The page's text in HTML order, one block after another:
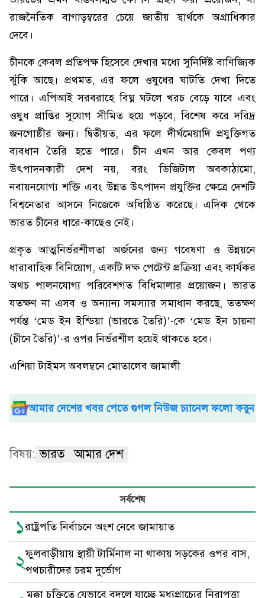
রাজনৈতিক বাগাড়ম্বরের চেয়ে জাতীয় স্বার্থকে অগ্রাধিকার
দেবে।
চীনকে কেবল প্রতিপক্ষ হিসেবে দেখার মধ্যে সুনির্দিষ্ট বাণিজ্যিক
ঝুঁকি আছে। প্রথমত, এর ফলে ওষুধের ঘাটতি দেখা দিতে
পারে। এপিআই সরবরাহে বিঘ্ন ঘটলে খরচ বেড়ে যাবে এবং
ওষুধ প্রাপ্তির সুযোগ সীমিত হয়ে পড়বে, বিশেষ করে দরিদ্র
জনগোষ্ঠীর জন্য। দ্বিতীয়ত, এর ফলে দীর্ঘমেয়াদি প্রযুক্তিগত
ব্যবধান তৈরি হতে পারে। চীন এখন আর কেবল পণ্য
উৎপাদনকারী দেশ নয়, বরং ডিজিটাল অবকাঠামো,
নবায়নযোগ্য শক্তি এবং উন্নত উৎপাদন প্রযুক্তির ক্ষেত্রে দেশটি
বিশ্বনেতার আসনে নিজেকে অধিষ্ঠিত করেছে। এদিক থেকে
ভারত চীনের ধারে-কাছেও নেই।
প্রকৃত আত্মনির্ভরশীলতা অর্জনের জন্য গবেষণা ও উন্নয়নে
ধারাবাহিক বিনিয়োগ, একটি দক্ষ পেটেন্ট প্রক্রিয়া এবং কার্যকর
অথচ পালনযোগ্য পরিবেশগত বিধিমালার প্রয়োজন। ভারত
যতক্ষণ না এসব ও অন্যান্য সমস্যার সমাধান করছে, ততক্ষণ
পর্যন্ত ‘মেড ইন ইন্ডিয়া (ভারতে তৈরি)’-কে ‘মেড ইন চায়না
(চীনে তৈরি)’-র ওপর নির্ভরশীল হয়েই থাকতে হবে।
এশিয়া টাইমস অবলম্বনে মোতালেব জামালী
আমার দেশের খবর পেতে গুগল নিউজ চ্যানেল ফলো করুন
বিষয়: ভারত আমার দেশ
সর্বশেষ
১রাষ্ট্রপতি নির্বাচনে অংশ নেবে জামায়াত
২ফুলবাড়ীয়ায় স্থায়ী টার্মিনাল না থাকায় সড়কের ওপর বাস,
পথচারীদের চরম দুর্ভোগ
মক্কা চুক্তিতে যেভাবে বদলে যাচ্ছে মধ্যপ্রাচ্যের নিরাপত্তা